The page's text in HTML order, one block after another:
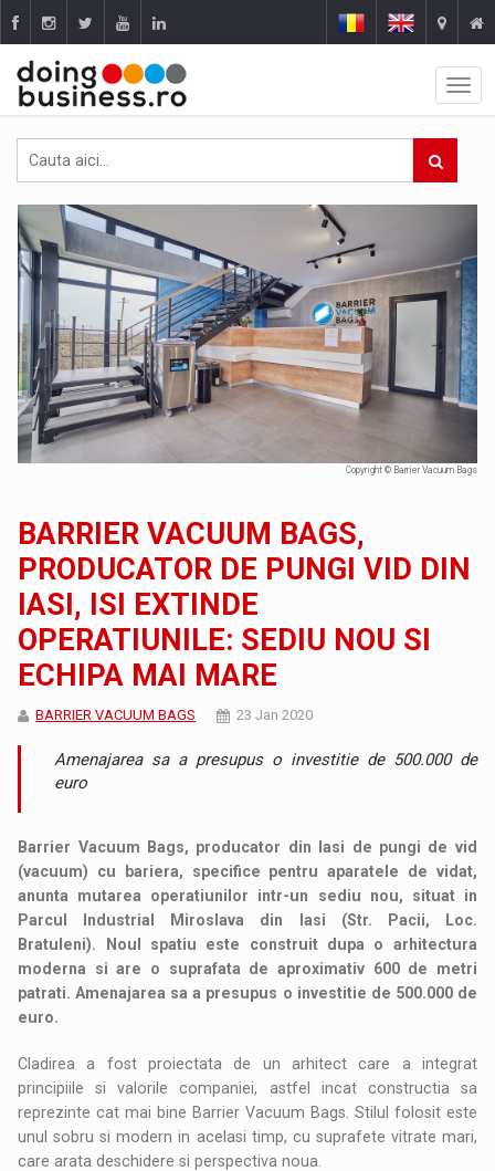
Copyright © Barrier Vacuum Bags
BARRIER VACUUM BAGS,
PRODUCATOR DE PUNGI VID DIN
IASI, ISI EXTINDE
OPERATIUNILE: SEDIU NOU SI
ECHIPA MAI MARE
BARRIER VACUUM BAGS 23 Jan 2020
Amenajarea sa a presupus o investitie de 500.000 de
euro
Barrier Vacuum Bags, producator din Iasi de pungi de vid
(vacuum) cu bariera, specifice pentru aparatele de vidat,
anunta mutarea operatiunilor intr-un sediu nou, situat in
Parcul Industrial Miroslava din Iasi (Str. Pacii, Loc.
Bratuleni). Noul spatiu este construit dupa o arhitectura
moderna si are o suprafata de aproximativ 600 de metri
patrati. Amenajarea sa a presupus o investitie de 500.000 de
euro.
Cladirea a fost proiectata de un arhitect care a integrat
principiile si valorile companiei, astfel incat constructia sa
reprezinte cat mai bine Barrier Vacuum Bags. Stilul folosit este
unul sobru si modern in acelasi timp, cu suprafete vitrate mari,
care arata deschidere si perspectiva noua.